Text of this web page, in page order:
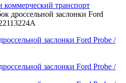
транспорт
дроссельной заслонки Ford